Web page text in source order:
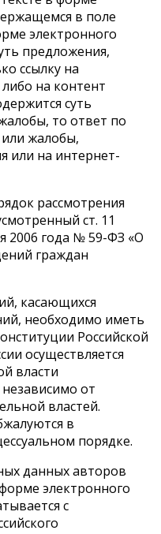
в поле
электронного
предложения,
ссылку на
на контент
суть
то ответ по
или жалобы,
или на интернет-
рассмотрения
ст. 11
2006 года № 59-ФЗ «О
граждан
касающихся
необходимо иметь
Российской
осуществляется
власти
от
властей.
в
порядке.
данных авторов
электронного
с